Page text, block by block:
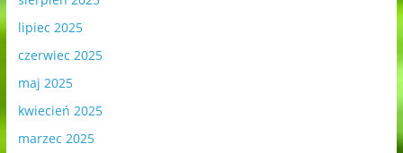
lipiec 2025
czerwiec 2025
maj 2025
kwiecień 2025
marzec 2025